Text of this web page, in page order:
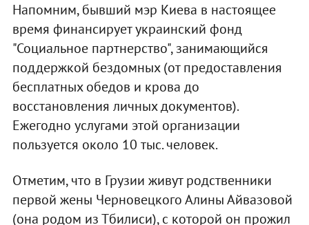
Напомним, бывший мэр Киева в настоящее
время финансирует украинский фонд
"Социальное партнерство", занимающийся
поддержкой бездомных (от предоставления
бесплатных обедов и крова до
восстановления личных документов).
Ежегодно услугами этой организации
пользуется около 10 тыс. человек.
Отметим, что в Грузии живут родственники
первой жены Черновецкого Алины Айвазовой
(она родом из Тбилиси), с которой он прожил